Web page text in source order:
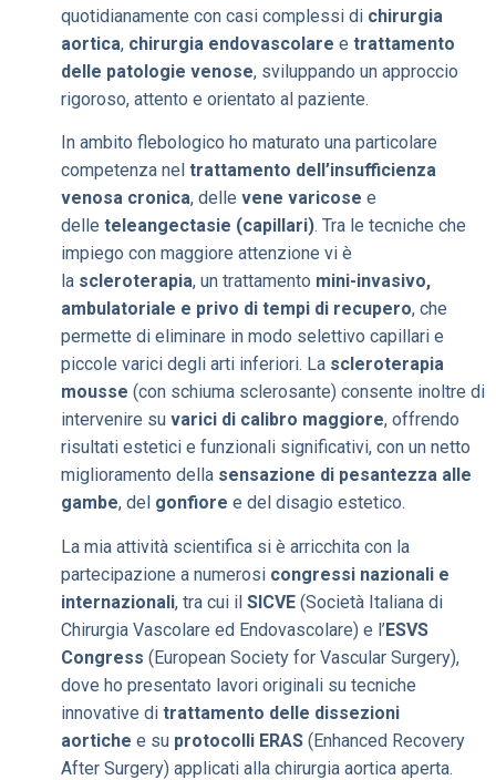
quotidianamente con casi complessi di chirurgia
aortica, chirurgia endovascolare e trattamento
delle patologie venose, sviluppando un approccio
rigoroso, attento e orientato al paziente.
In ambito flebologico ho maturato una particolare
competenza nel trattamento dell’insufficienza
venosa cronica, delle vene varicose e
delle teleangectasie (capillari). Tra le tecniche che
impiego con maggiore attenzione vi è
la scleroterapia, un trattamento mini-invasivo,
ambulatoriale e privo di tempi di recupero, che
permette di eliminare in modo selettivo capillari e
piccole varici degli arti inferiori. La scleroterapia
mousse (con schiuma sclerosante) consente inoltre di
intervenire su varici di calibro maggiore, offrendo
risultati estetici e funzionali significativi, con un netto
miglioramento della sensazione di pesantezza alle
gambe, del gonfiore e del disagio estetico.
La mia attività scientifica si è arricchita con la
partecipazione a numerosi congressi nazionali e
internazionali, tra cui il SICVE (Società Italiana di
Chirurgia Vascolare ed Endovascolare) e l’ESVS
Congress (European Society for Vascular Surgery),
dove ho presentato lavori originali su tecniche
innovative di trattamento delle dissezioni
aortiche e su protocolli ERAS (Enhanced Recovery
After Surgery) applicati alla chirurgia aortica aperta.